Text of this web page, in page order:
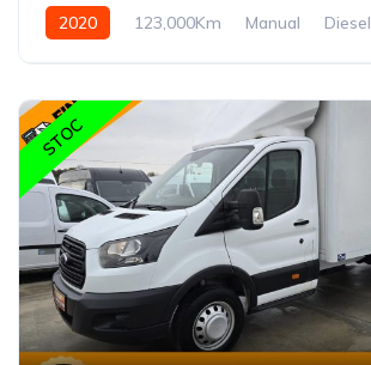
2020 123,000Km Manual Diesel
STOC